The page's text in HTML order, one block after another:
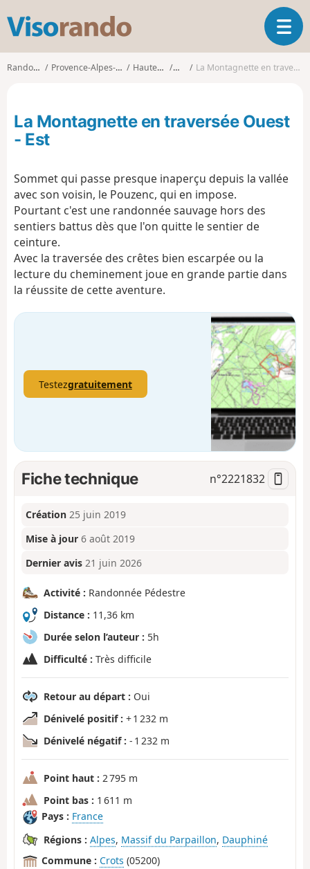
s
o
d
O
u
l
v
n
Randonnées Provence-Alpes-Côte d'Azur Hautes-Alpes Crots La Montagnette en traversée Ouest - Est
La Montagnette en traversée Ouest
- Est
Sommet qui passe presque inaperçu depuis la vallée
avec son voisin, le Pouzenc, qui en impose.
Pourtant c'est une randonnée sauvage hors des
sentiers battus dès que l'on quitte le sentier de
ceinture.
Avec la traversée des crêtes bien escarpée ou la
lecture du cheminement joue en grande partie dans
la réussite de cette aventure.
Testezgratuitement
Fiche technique n°2221832
Création 25 juin 2019
Mise à jour 6 août 2019
Dernier avis 21 juin 2026
Activité : Randonnée Pédestre
Distance : 11,36 km
Durée selon l’auteur : 5h
Difficulté : Très difficile
Retour au départ : Oui
Dénivelé positif : + 1 232 m
Dénivelé négatif : - 1 232 m
Point haut : 2 795 m
Point bas : 1 611 m
Pays : France
Régions : Alpes, Massif du Parpaillon, Dauphiné
Commune : Crots (05200)